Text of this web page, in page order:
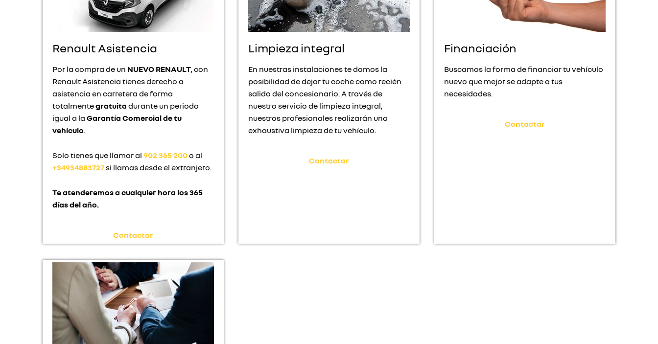
Renault Asistencia
Por la compra de un NUEVO RENAULT, con
Renault Asistencia tienes derecho a
asistencia en carretera de forma
totalmentegratuita durante un periodo
igual a la Garantía Comercial de tu
vehículo.
Solo tienes que llamar al 902 365 200o al
+34934883727si llamas desde el extranjero.
Te atenderemos a cualquier hora los 365
días del año.
Contactar
Limpieza integral
En nuestras instalaciones te damos la
posibilidad de dejar tu coche como recién
salido del concesionario. A través de
nuestro servicio de limpieza integral,
nuestros profesionales realizarán una
exhaustiva limpieza de tu vehículo.
Contactar
Financiación
Buscamos la forma de financiar tu vehículo
nuevo que mejor se adapte a tus
necesidades.
Contactar